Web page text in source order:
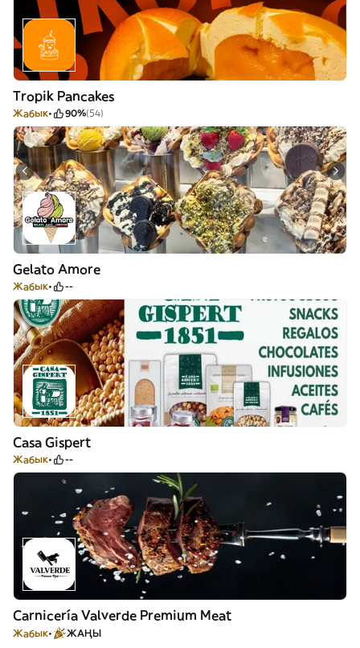
Tropik Pancakes
Жабык 90%(54)
Gelato Amore
Жабык --
Casa Gispert
Жабык --
Carnicería Valverde Premium Meat
Жабык ЖАҢЫ